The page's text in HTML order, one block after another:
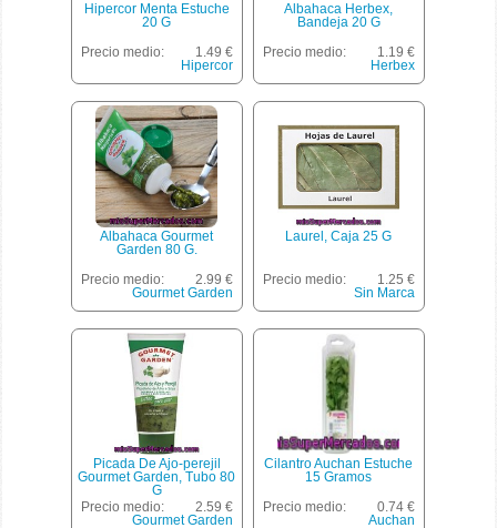
Hipercor Menta Estuche
20 G
Precio medio:
1.49 €
Hipercor
Albahaca Herbex,
Bandeja 20 G
Precio medio:
1.19 €
Herbex
Albahaca Gourmet
Garden 80 G.
Precio medio:
2.99 €
Gourmet Garden
Laurel, Caja 25 G
Precio medio:
1.25 €
Sin Marca
Picada De Ajo-perejil
Gourmet Garden, Tubo 80
G
Precio medio:
2.59 €
Gourmet Garden
Cilantro Auchan Estuche
15 Gramos
Precio medio:
0.74 €
Auchan